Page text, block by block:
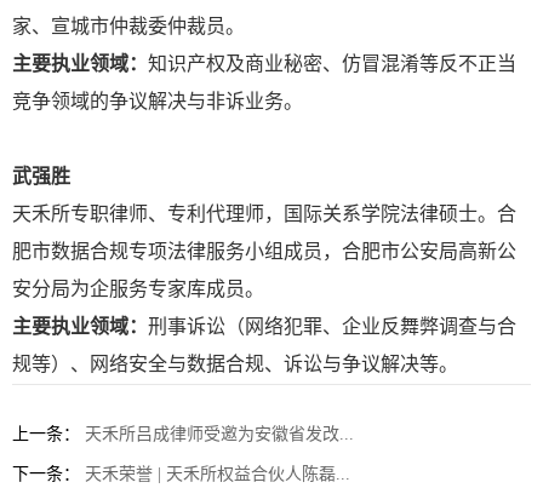
家、宣城市仲裁委仲裁员。
主要执业领域： 知识产权及商业秘密、仿冒混淆等反不正当
竞争领域的争议解决与非诉业务。
武强胜
天禾所专职律师、专利代理师，国际关系学院法律硕士。合
肥市数据合规专项法律服务小组成员，合肥市公安局高新公
安分局为企服务专家库成员。
主要执业领域： 刑事诉讼（网络犯罪、企业反舞弊调查与合
规等）、网络安全与数据合规、诉讼与争议解决等。
上一条： 天禾所吕成律师受邀为安徽省发改...
下一条： 天禾荣誉 | 天禾所权益合伙人陈磊...